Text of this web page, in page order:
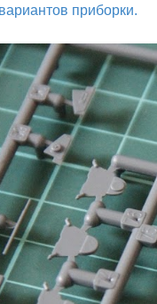
приборки.